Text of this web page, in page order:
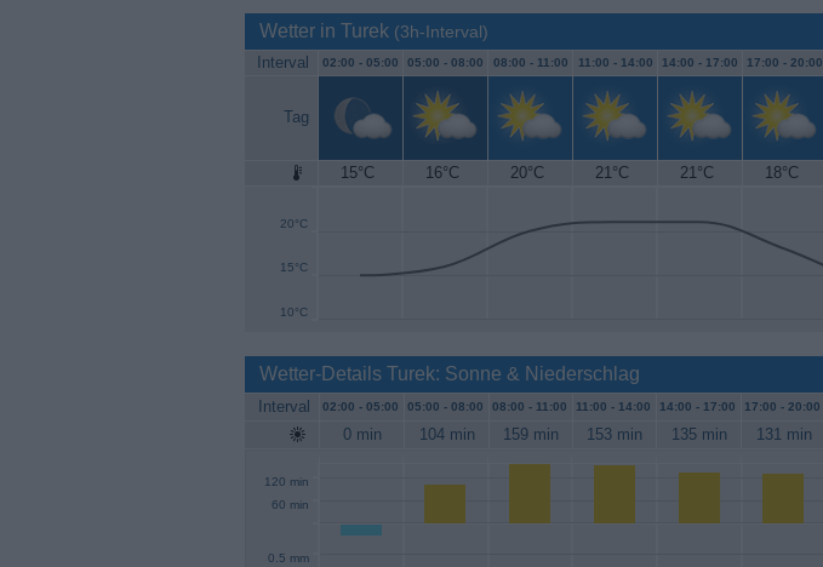
Wetter in Turek (3h-Interval)
Interval 02:00 - 05:00 05:00 - 08:00 08:00 - 11:00 11:00 - 14:00 14:00 - 17:00 17:00 - 20:00
Tag
15°C 16°C 20°C 21°C 21°C 18°C
10°C
15°C
20°C
25°C
Wetter-Details Turek: Sonne & Niederschlag
Interval 02:00 - 05:00 05:00 - 08:00 08:00 - 11:00 11:00 - 14:00 14:00 - 17:00 17:00 - 20:00
0 min 104 min 159 min 153 min 135 min 131 min
60 min
120 min
0.5 mm